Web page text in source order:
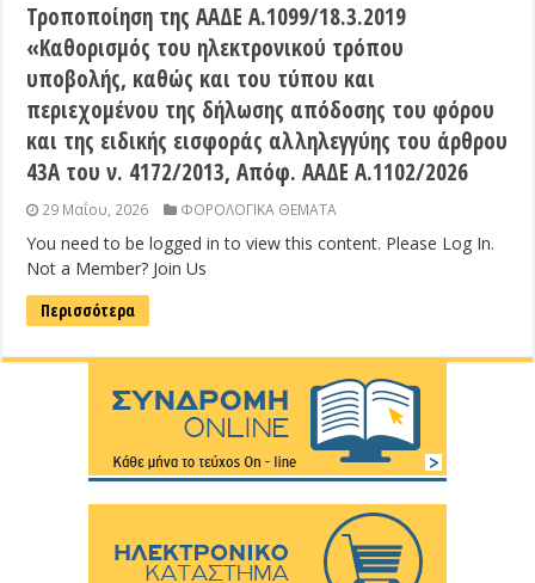
Τροποποίηση της ΑΑΔΕ Α.1099/18.3.2019
«Καθορισμός του ηλεκτρονικού τρόπου
υποβολής, καθώς και του τύπου και
περιεχομένου της δήλωσης απόδοσης του φόρου
και της ειδικής εισφοράς αλληλεγγύης του άρθρου
43Α του ν. 4172/2013, Απόφ. ΑΑΔΕ Α.1102/2026
29 Μαΐου, 2026 ΦΟΡΟΛΟΓΙΚΑ ΘΕΜΑΤΑ
You need to be logged in to view this content. Please Log In.
Not a Member? Join Us
Περισσότερα